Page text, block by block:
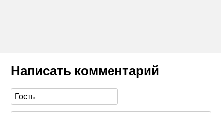
Написать комментарий